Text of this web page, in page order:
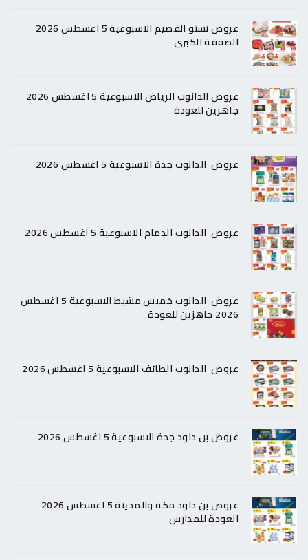
عروض نستو القصيم الاسبوعية 5 اغسطس 2026
الصفقة الكبرى
عروض الدانوب الرياض الاسبوعية 5 اغسطس 2026
جاهزين للعودة
عروض الدانوب جدة الاسبوعية 5 اغسطس 2026
عروض الدانوب الدمام الاسبوعية 5 اغسطس 2026
عروض الدانوب خميس مشيط الاسبوعية 5 اغسطس
2026 جاهزين للعودة
عروض الدانوب الطائف الاسبوعية 5 اغسطس 2026
عروض بن داود جدة الاسبوعية 5 اغسطس 2026
عروض بن داود مكة والمدينة 5 اغسطس 2026
العودة للمدارس